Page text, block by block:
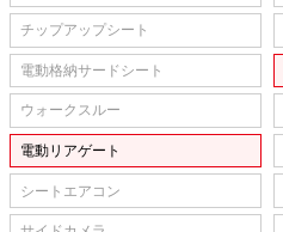
チップアップシート
電動格納サードシート
ウォークスルー
電動リアゲート
シートエアコン